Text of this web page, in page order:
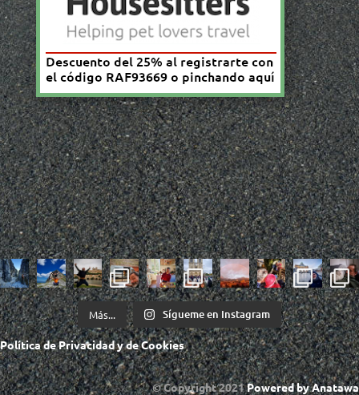
Más... Sígueme en Instagram
Política dePrivacidady deCookies
© Copyright 2021Powered byAnatawa